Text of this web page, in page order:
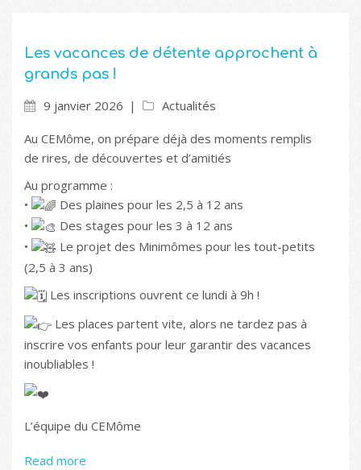
Les vacances de détente approchent à
grands pas !
9 janvier 2026
Actualités
Au CEMôme, on prépare déjà des moments remplis
de rires, de découvertes et d’amitiés
Au programme :
•
Des plaines pour les 2,5 à 12 ans
•
Des stages pour les 3 à 12 ans
•
Le projet des Minimômes pour les tout-petits
(2,5 à 3 ans)
Les inscriptions ouvrent ce lundi à 9h !
Les places partent vite, alors ne tardez pas à
inscrire vos enfants pour leur garantir des vacances
inoubliables !
L’équipe du CEMôme
Read more